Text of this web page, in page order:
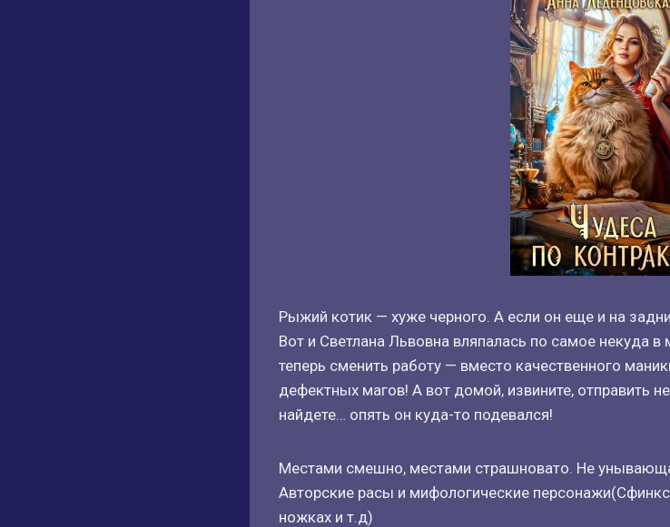
Рыжий котик — хуже черного. А если он еще и на
Вот и Светлана Львовна вляпалась по самое некуда в
теперь сменить работу — вместо качественного
дефектных магов! А вот домой, извините, отправить
найдете… опять он куда-то подевался!
Местами смешно, местами страшновато. Не
Авторские расы и мифологические
ножках и т.д)